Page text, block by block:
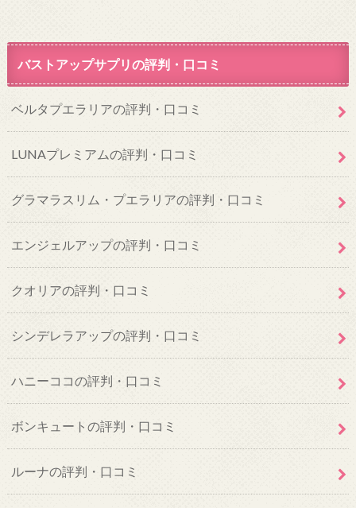
バストアップサプリの評判・口コミ
ベルタプエラリアの評判・口コミ
LUNAプレミアムの評判・口コミ
グラマラスリム・プエラリアの評判・口コミ
エンジェルアップの評判・口コミ
クオリアの評判・口コミ
シンデレラアップの評判・口コミ
ハニーココの評判・口コミ
ボンキュートの評判・口コミ
ルーナの評判・口コミ